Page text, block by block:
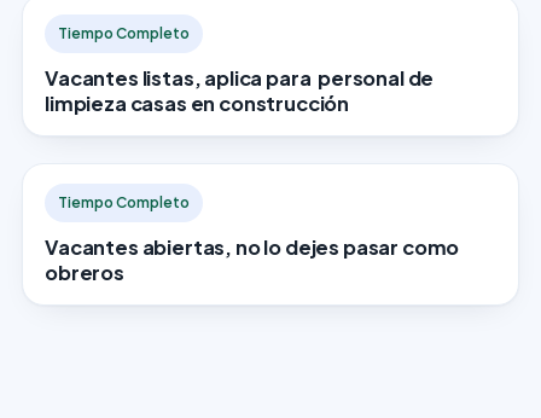
Tiempo Completo
Vacantes listas, aplica para personal de
limpieza casas en construcción
Tiempo Completo
Vacantes abiertas, no lo dejes pasar como
obreros